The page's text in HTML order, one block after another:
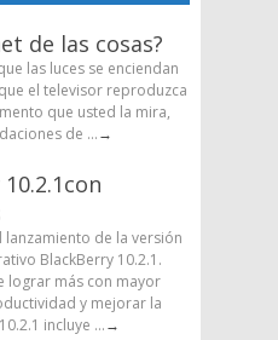
de las cosas?
las luces se enciendan
el televisor reproduzca
que usted la mira,
de ...→
lanzamiento de la versión
BlackBerry 10.2.1.
lograr más con mayor
y mejorar la
incluye ...→